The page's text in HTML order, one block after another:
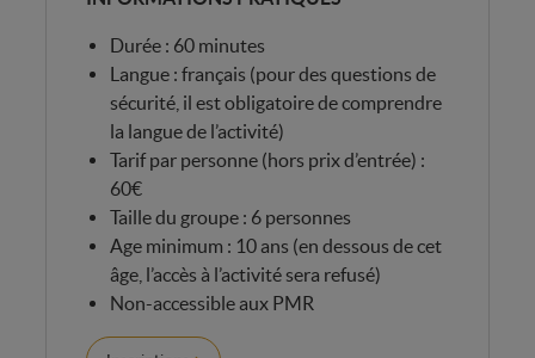
Durée : 60 minutes
Langue : français (pour des questions de
sécurité, il est obligatoire de comprendre
la langue de l’activité)
Tarif par personne (hors prix d’entrée) :
60€
Taille du groupe : 6 personnes
Age minimum : 10 ans (en dessous de cet
âge, l’accès à l’activité sera refusé)
Non-accessible aux PMR